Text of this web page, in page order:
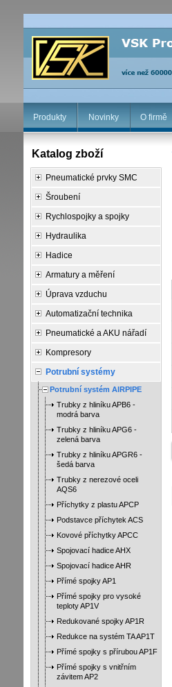
Produkty Novinky O firmě
Katalog zboží
Pneumatické prvky SMC
Šroubení
Rychlospojky a spojky
Hydraulika
Hadice
Armatury a měření
Úprava vzduchu
Automatizační technika
Pneumatické a AKU nářadí
Kompresory
Potrubní systémy
Potrubní systém AIRPIPE
Trubky z hliníku APB6 -
modrá barva
Trubky z hliníku APG6 -
zelená barva
Trubky z hliníku APGR6 -
šedá barva
Trubky z nerezové oceli
AQS6
Příchytky z plastu APCP
Podstavce příchytek ACS
Kovové příchytky APCC
Spojovací hadice AHX
Spojovací hadice AHR
Přímé spojky AP1
Přímé spojky pro vysoké
teploty AP1V
Redukované spojky AP1R
Redukce na systém TA AP1T
Přímé spojky s přírubou AP1F
Přímé spojky s vnitřním
závitem AP2